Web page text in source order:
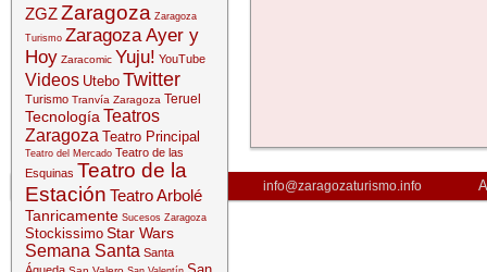
ZGZZaragoza Zaragoza
Turismo Zaragoza Ayer y
Hoy Zaracomic Yuju! YouTube
Videos Utebo Twitter
Turismo Tranvía Zaragoza Teruel
Tecnología Teatros
Zaragoza Teatro Principal
Teatro del Mercado Teatro de las
Esquinas Teatro de la
Estación Teatro Arbolé
Tanricamente Sucesos Zaragoza
Stockissimo Star Wars
Semana Santa Santa
info@zaragozaturismo.info